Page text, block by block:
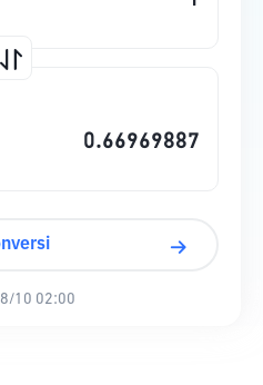
10 02:00